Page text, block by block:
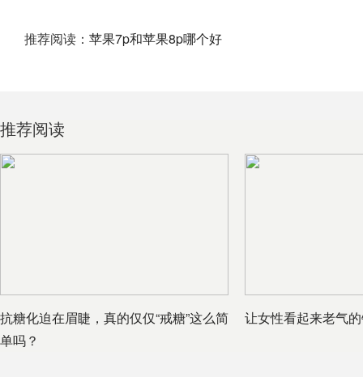
推荐阅读： 苹果7p和苹果8p哪个好
推荐阅读
抗糖化迫在眉睫，真的仅仅“戒糖”这么简
单吗？
让女性看起来老气